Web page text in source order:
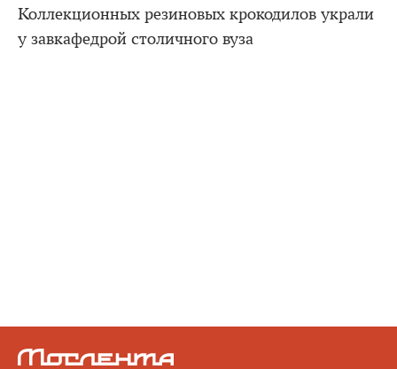
Коллекционных резиновых крокодилов украли
у завкафедрой столичного вуза